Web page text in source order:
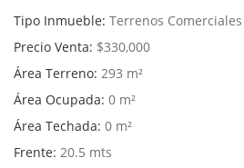
Tipo Inmueble: Terrenos Comerciales
Precio Venta: $330,000
Área Terreno: 293 m²
Área Ocupada: 0 m²
Área Techada: 0 m²
Frente: 20.5 mts